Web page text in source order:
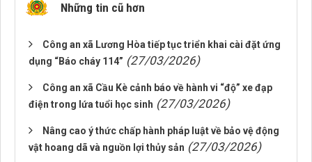
Những tin cũ hơn
Công an xã Lương Hòa tiếp tục triển khai cài đặt ứng
dụng “Báo cháy 114” (27/03/2026)
Công an xã Cầu Kè cảnh báo về hành vi “độ” xe đạp
điện trong lứa tuổi học sinh (27/03/2026)
Nâng cao ý thức chấp hành pháp luật về bảo vệ động
vật hoang dã và nguồn lợi thủy sản (27/03/2026)